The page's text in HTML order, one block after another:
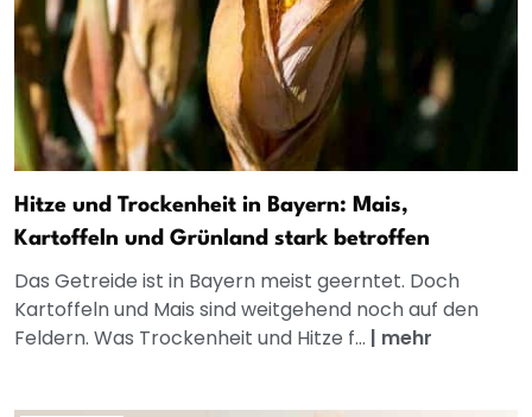
Hitze und Trockenheit in Bayern: Mais,
Kartoffeln und Grünland stark betroffen
Das Getreide ist in Bayern meist geerntet. Doch
Kartoffeln und Mais sind weitgehend noch auf den
Feldern. Was Trockenheit und Hitze f... | mehr